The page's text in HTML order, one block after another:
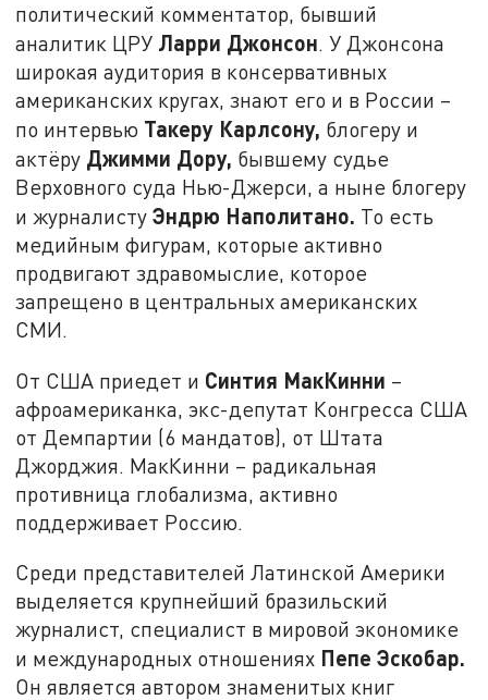
политический комментатор, бывший
аналитик ЦРУ Ларри Джонсон. У Джонсона
широкая аудитория в консервативных
американских кругах, знают его и в России –
по интервью Такеру Карлсону, блогеру и
актёру Джимми Дору, бывшему судье
Верховного суда Нью-Джерси, а ныне блогеру
и журналистуЭндрю Наполитано. То есть
медийным фигурам, которые активно
продвигают здравомыслие, которое
запрещено в центральных американских
СМИ.
От США приедет и Синтия МакКинни –
афроамериканка, экс-депутат Конгресса США
от Демпартии (6 мандатов), от Штата
Джорджия. МакКинни – радикальная
противница глобализма, активно
поддерживает Россию.
Среди представителей Латинской Америки
выделяется крупнейший бразильский
журналист, специалист в мировой экономике
и международных отношениях Пепе Эскобар.
Он является автором знаменитых книг